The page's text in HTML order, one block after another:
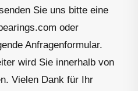
Sie uns bitte eine
oder
Anfragenformular.
wird Sie innerhalb von
Vielen Dank für Ihr